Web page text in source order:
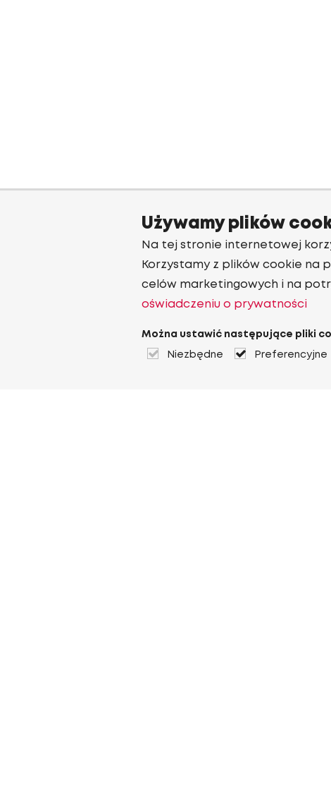
Używamy plików
Na tej stronie internetowej
Korzystamy z plików cookie na
celów marketingowych i na
oświadczeniu o prywatności
Można ustawić następujące pliki
Niezbędne Preferencyjne